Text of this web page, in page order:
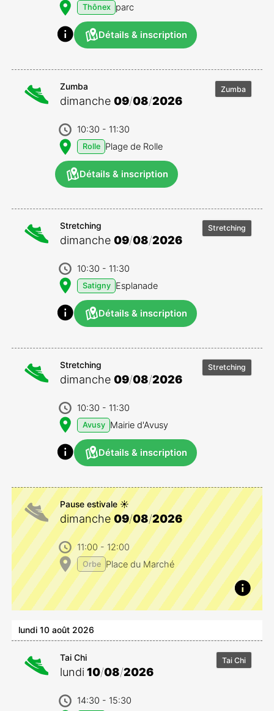
Thônex parc
Détails & inscription
Zumba
dimanche 09/08/2026
Zumba
10:30 - 11:30
Rolle Plage de Rolle
Détails & inscription
Stretching
dimanche 09/08/2026
Stretching
10:30 - 11:30
Satigny Esplanade
Détails & inscription
Stretching
dimanche 09/08/2026
Stretching
10:30 - 11:30
Avusy Mairie d'Avusy
Détails & inscription
Pause estivale ☀️
dimanche 09/08/2026
11:00- 12:00
Orbe Place du Marché
lundi 10 août 2026
Tai Chi
lundi 10/08/2026
Tai Chi
14:30 - 15:30